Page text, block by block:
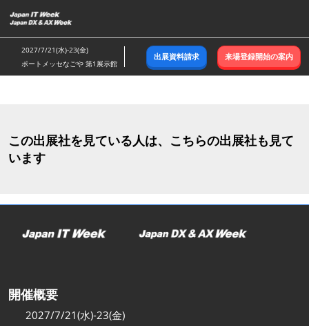
キ
ッ
し
2027/7/21(水)-23(金)
ポートメッセなごや 第1展示館
出展資料請求 来場登録開始の案内
この出展社を見ている人は、こちらの出展社も見て
います
開催概要
2027/7/21(水)-23(金)